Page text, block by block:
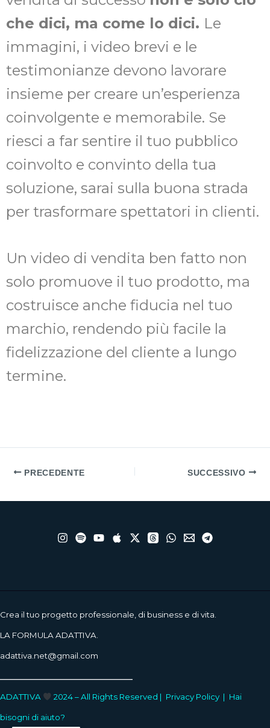
che dici, ma come lo dici. Le
immagini, i video brevi e le
testimonianze devono lavorare
insieme per creare un’esperienza
coinvolgente e memorabile. Se
riesci a far sentire il tuo pubblico
coinvolto e convinto della tua
soluzione, sarai sulla buona strada
per trasformare spettatori in clienti.
Un video di vendita ben fatto non
solo promuove il tuo prodotto, ma
costruisce anche fiducia nel tuo
marchio, rendendo più facile la
fidelizzazione del cliente a lungo
termine.
PRECEDENTE SUCCESSIVO
Crea il tuo progetto professionale, di business e di vita.
LA FORMULA ADATTIVA.
adattiva.net@gmail.com
ADATTIVA 2024 – All Rights Reserved | Privacy Policy | Hai
bisogni di aiuto?